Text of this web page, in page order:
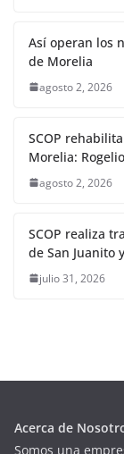
Así operan los
de Morelia
agosto 2, 2026
SCOP
Morelia:
agosto 2, 2026
SCOP realiza
de San Juanito
julio 31, 2026
Acerca de
Somos una